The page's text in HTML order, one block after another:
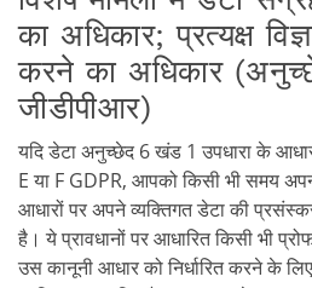
का अधिकार; प्रत्यक्ष
करने का अधिकार
जीडीपीआर)
यदि डेटा अनुच्छेद 6 खंड 1 उपधारा के
E या F GDPR, आपको किसी भी समय
आधारों पर अपने व्यक्तिगत डेटा की
है। ये प्रावधानों पर आधारित किसी भी
उस कानूनी आधार को निर्धारित करने के